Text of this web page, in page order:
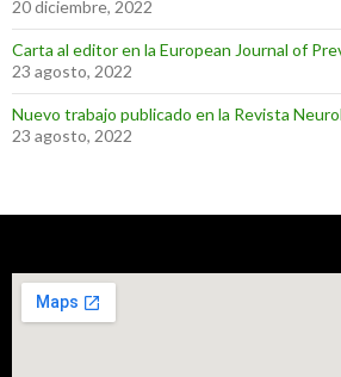
20 diciembre, 2022
Carta al editor en la European Journal of
23 agosto, 2022
Nuevo trabajo publicado en la Revista
23 agosto, 2022